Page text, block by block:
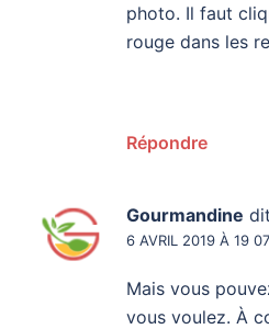
photo. Il faut
rouge dans les
Répondre
Gourmandine
6 AVRIL 2019 À 19
Mais vous
vous voulez. À